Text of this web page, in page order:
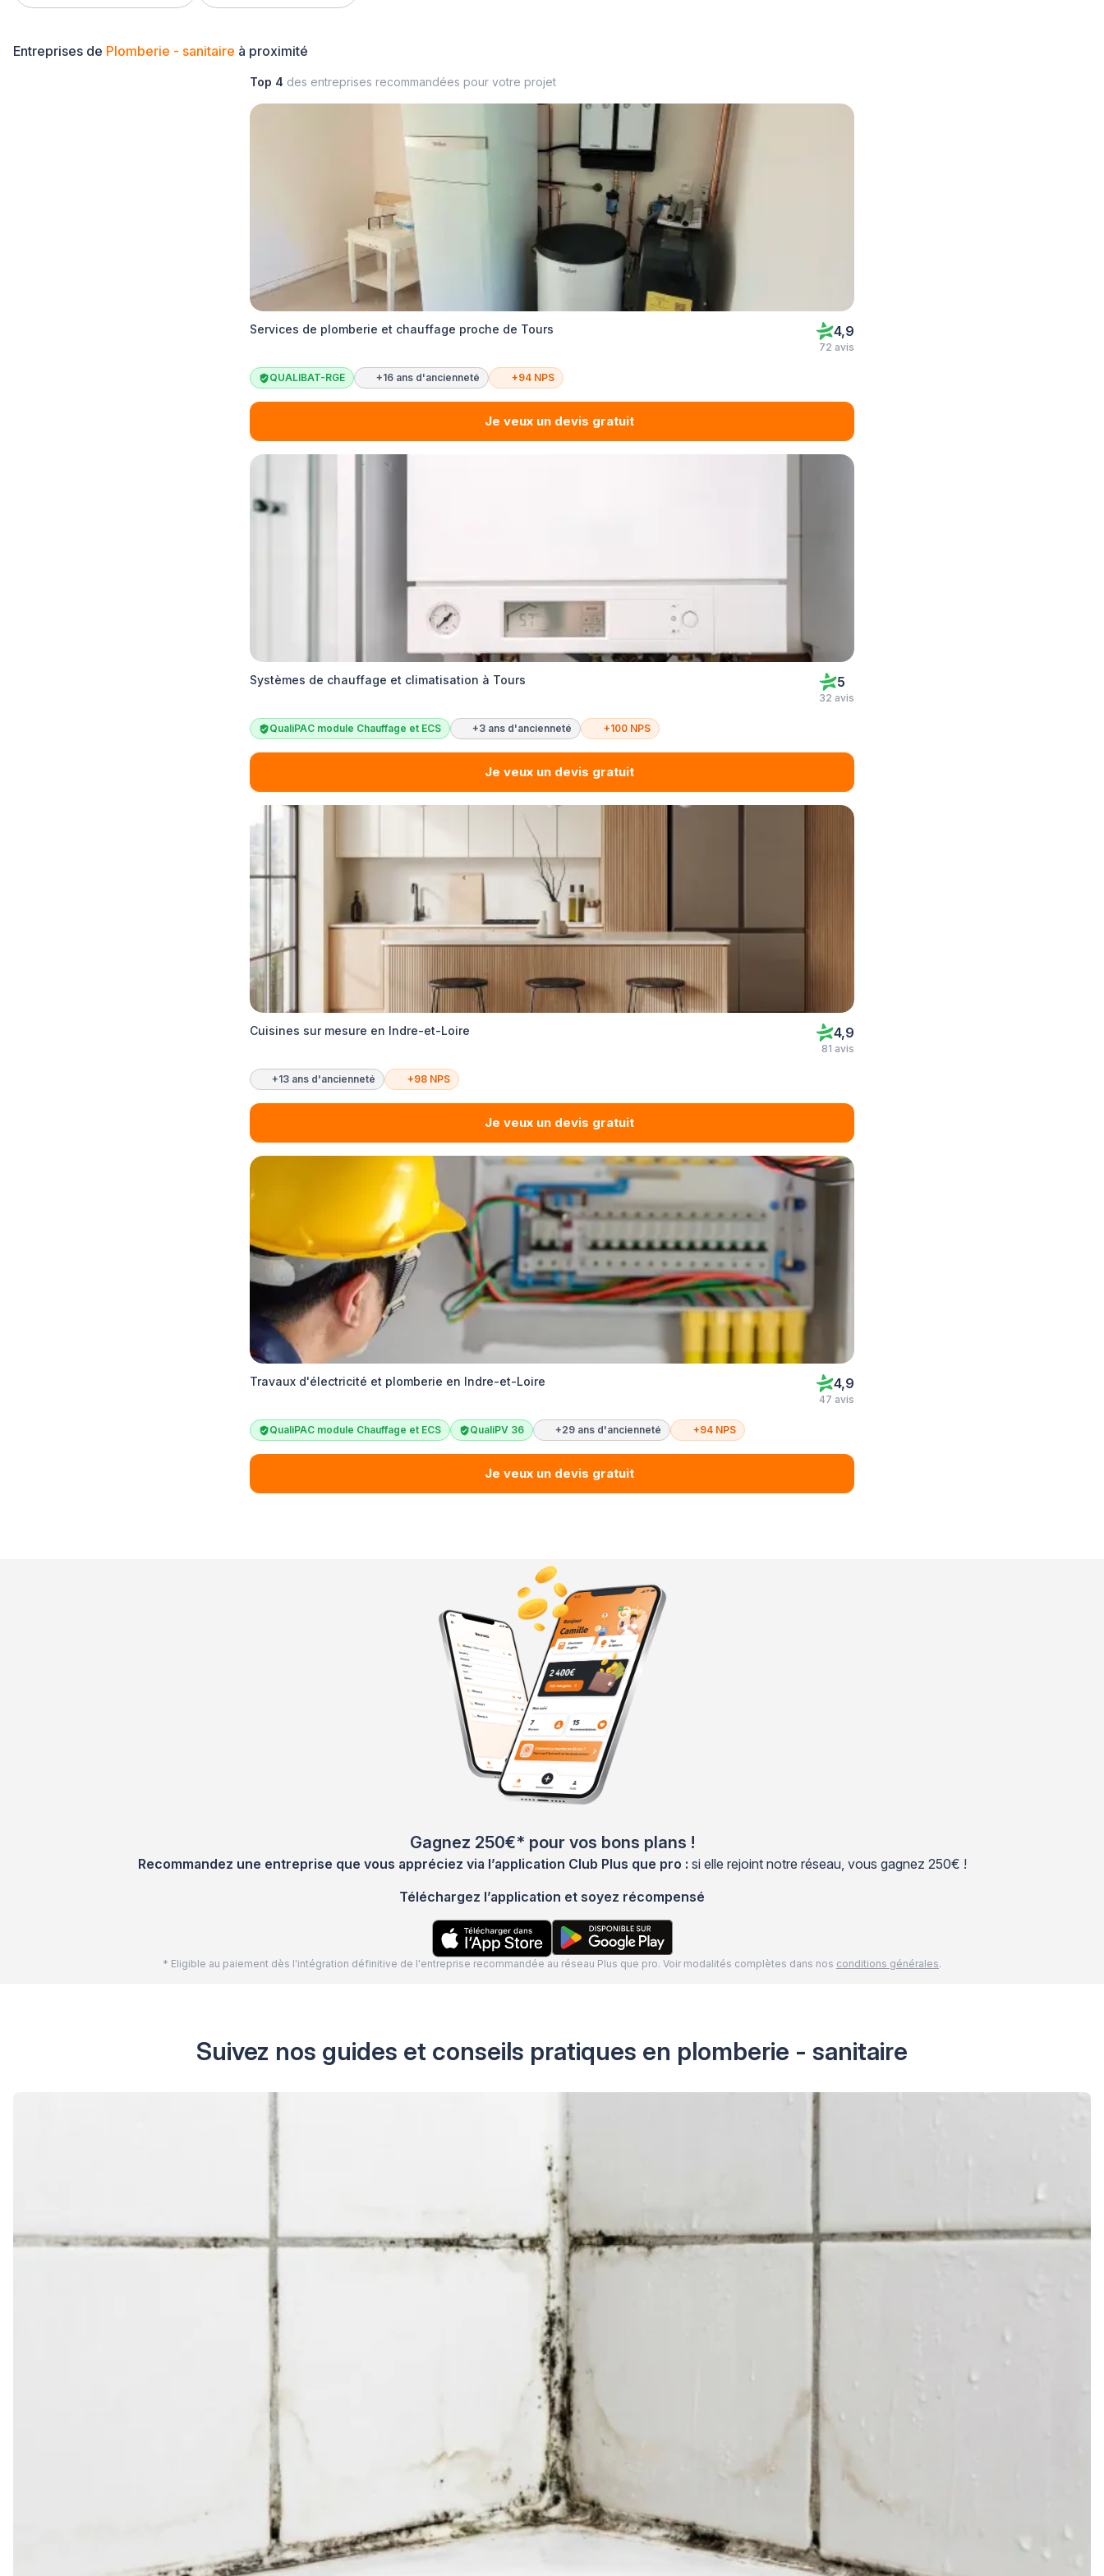
Entreprises de Plomberie - sanitaire à proximité
Top 4 des entreprises recommandées pour votre projet
Services de plomberie et chauffage proche de Tours 4,9
72 avis
QUALIBAT-RGE +16 ans d'ancienneté +94 NPS
Je veux un devis gratuit
Systèmes de chauffage et climatisation à Tours 5
32 avis
QualiPAC module Chauffage et ECS +3 ans d'ancienneté +100 NPS
Je veux un devis gratuit
Cuisines sur mesure en Indre-et-Loire 4,9
81 avis
+13 ans d'ancienneté +98 NPS
Je veux un devis gratuit
Travaux d'électricité et plomberie en Indre-et-Loire 4,9
47 avis
QualiPAC module Chauffage et ECS QualiPV 36 +29 ans d'ancienneté +94 NPS
Je veux un devis gratuit
Gagnez 250€* pour vos bons plans !
Recommandez une entreprise que vous appréciez via l’application Club Plus que pro : si elle rejoint notre réseau, vous gagnez 250€ !
Téléchargez l’application et soyez récompensé
* Eligible au paiement dès l'intégration définitive de l'entreprise recommandée au réseau Plus que pro. Voir modalités complètes dans nos conditions générales.
Suivez nos guides et conseils pratiques en plomberie - sanitaire